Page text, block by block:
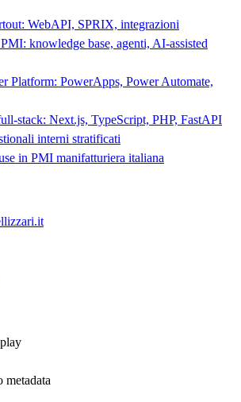
WebAPI, SPRIX, integrazioni
knowledge base, agenti, AI-assisted
Platform: PowerApps, Power Automate,
stack: Next.js, TypeScript, PHP, FastAPI
interni stratificati
in PMI manifatturiera italiana
metadata